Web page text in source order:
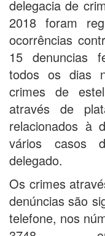
delegacia de
2018 foram
ocorrências
15 denuncias
todos os dias
crimes de
através de
relacionados à
vários casos
delegado.
Os crimes
denúncias são
telefone, nos